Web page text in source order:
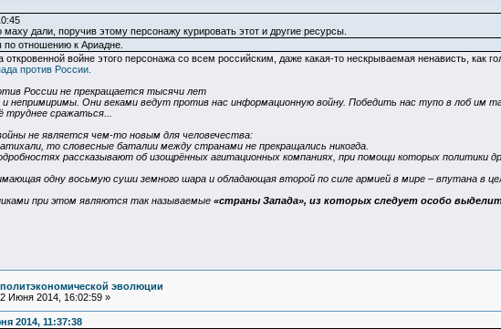
дали, поручив этому персонажу курировать этот и другие ресурсы.
отношению к Ариадне.
откровенной войне этого персонажа со всем российским, даже какая-то нескрываемая ненависть, как
против России.
России не прекращается тысячи лет
непримиримы. Они веками ведут против нас информационную войну. Победить нас тупо в лоб им
труднее сражаться...
не является чем-то новым для человечества:
то словесные баталии между странами не прекращались никогда.
рассказывают об изощрённых агитационных компаниях, при помощи которых политики
одну восьмую суши земного шара и обладающая второй по силе армией в мире – впутана в
при этом являются так называемые «страны Запада», из которых следует особо
эволюции
Июня 2014, 16:02:59 »
2014, 11:37:38